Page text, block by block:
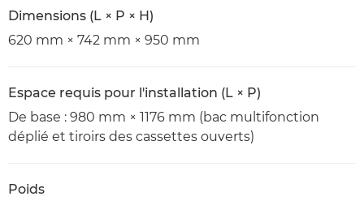
Dimensions (L × P × H)
620 mm × 742 mm × 950 mm
Espace requis pour l'installation (L × P)
De base : 980 mm × 1176 mm (bac multifonction
déplié et tiroirs des cassettes ouverts)
Poids